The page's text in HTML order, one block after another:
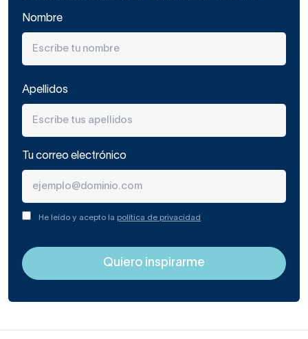
Nombre
Apellidos
Tu correo electrónico
He leído y acepto la política de privacidad